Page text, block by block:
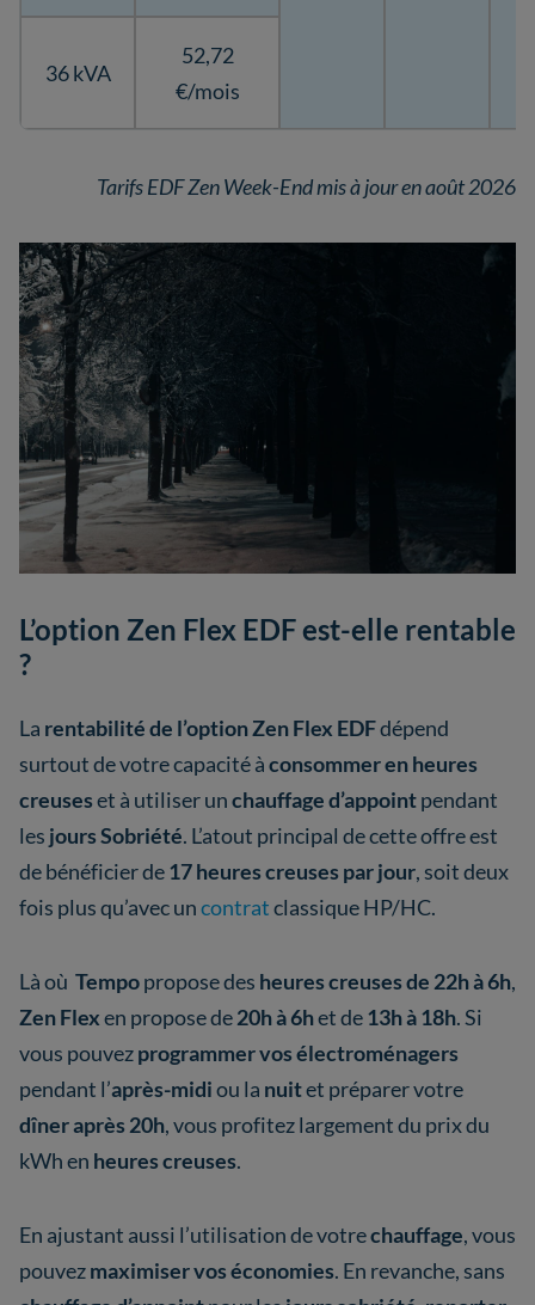
36 kVA
52,72
€/mois
Tarifs EDF Zen Week-End mis à jour en août 2026
L’option Zen Flex EDF est-elle rentable
?
La rentabilité de l’option Zen Flex EDFdépend
surtout de votre capacité àconsommer en heures
creuseset à utiliser unchauffage d’appointpendant
les jours Sobriété. L’atout principal de cette offre est
de bénéficier de17 heures creuses par jour, soit deux
fois plus qu’avec uncontratclassique HP/HC.
Là où Tempopropose des heures creuses de 22h à 6h,
Zen Flexen propose de20h à 6het de13h à 18h. Si
vous pouvezprogrammer vos électroménagers
pendant l’après-midiou la nuitet préparer votre
dîner après 20h, vous profitez largement du prix du
kWh en heures creuses.
En ajustant aussi l’utilisation de votrechauffage, vous
pouvezmaximiser vos économies. En revanche, sans